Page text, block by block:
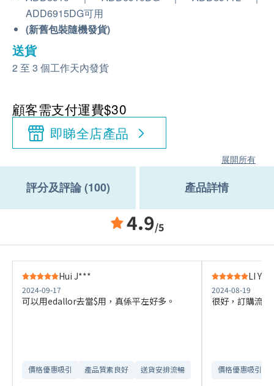
ADD6915DG可用
(新舊包裝隨機發貨)
送貨
2 至 3 個工作天內發貨
顧客需支付運費$30
即睇全店產品
展開所有
評分及評論 (100) 產品詳情
4.9/5
Hui J***
2024-09-17
可以用edallor去當$用，真係平左好多。
價格優惠吸引 產品質素良好 送貨安排流暢
LI Y***
2024-08-19
很好，訂購流
價格優惠吸引